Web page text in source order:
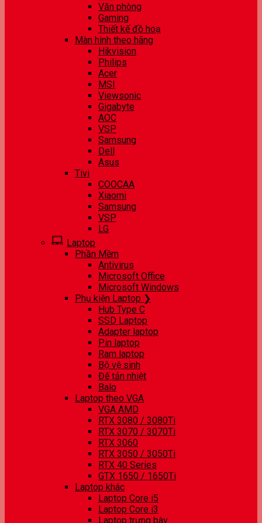
Văn phòng
Gaming
Thiết kế đồ hoạ
Màn hình theo hãng
Hikvision
Philips
Acer
MSI
Viewsonic
Gigabyte
AOC
VSP
Samsung
Dell
Asus
Tivi
COOCAA
Xiaomi
Samsung
VSP
LG
Laptop
Phần Mềm
Antivirus
Microsoft Office
Microsoft Windows
Phụ kiện Laptop ❯
Hub Type C
SSD Laptop
Adapter laptop
Pin laptop
Ram laptop
Bộ vệ sinh
Đế tản nhiệt
Balo
Laptop theo VGA
VGA AMD
RTX 3080 / 3080Ti
RTX 3070 / 3070Ti
RTX 3060
RTX 3050 / 3050Ti
RTX 40 Series
GTX 1650 / 1650Ti
Laptop khác
Laptop Core i5
Laptop Core i3
Laptop trưng bày